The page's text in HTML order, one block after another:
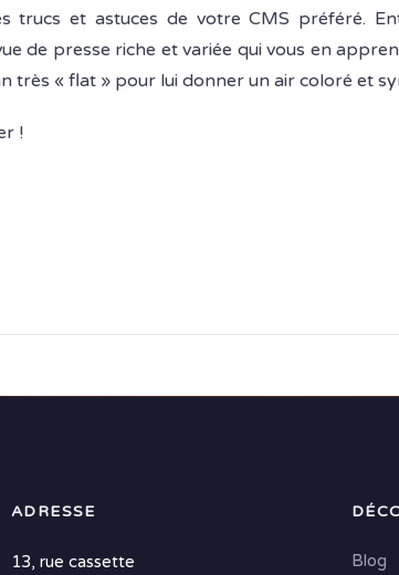
trucs et astuces de votre CMS préféré.
de presse riche et variée qui vous en
très « flat » pour lui donner un air coloré et
!
ADRESSE
13, rue cassette Blog